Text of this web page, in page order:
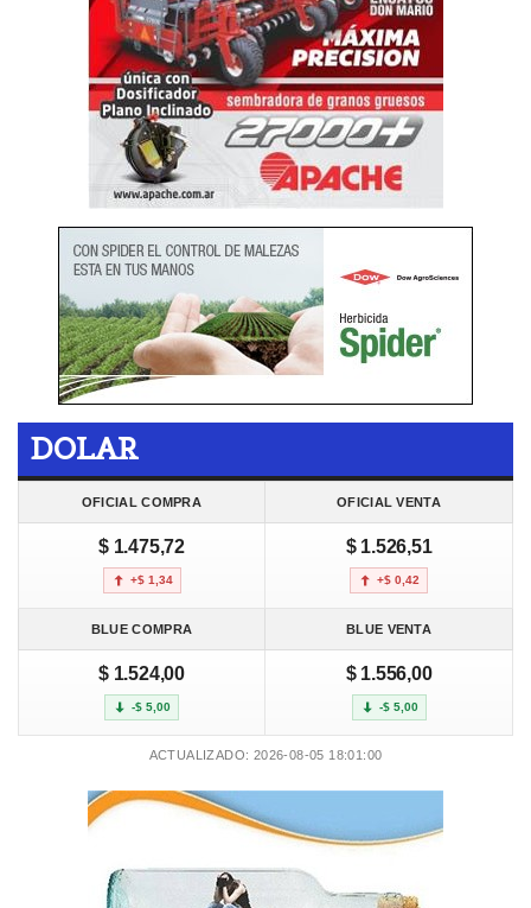
DOLAR
OFICIAL COMPRA OFICIAL VENTA
$ 1.475,72
+$ 1,34
$ 1.526,51
+$ 0,42
BLUE COMPRA BLUE VENTA
$ 1.524,00
-$ 5,00
$ 1.556,00
-$ 5,00
ACTUALIZADO: 2026-08-05 18:01:00